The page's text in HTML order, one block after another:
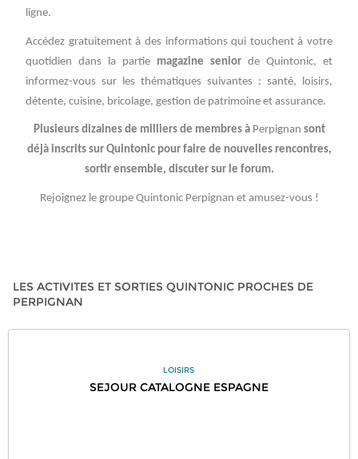
ligne.
Accédez gratuitement à des informations qui touchent à votre
quotidien dans la partie magazine senior de Quintonic, et
informez-vous sur les thématiques suivantes : santé, loisirs,
détente, cuisine, bricolage, gestion de patrimoine et assurance.
Plusieurs dizaines de milliers de membres à Perpignan sont
déjà inscrits sur Quintonic pour faire de nouvelles rencontres,
sortir ensemble, discuter sur le forum.
Rejoignez le groupe Quintonic Perpignan et amusez-vous !
LES ACTIVITES ET SORTIES QUINTONIC PROCHES DE
PERPIGNAN
LOISIRS
SEJOUR CATALOGNE ESPAGNE